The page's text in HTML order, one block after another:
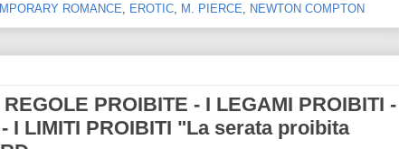
ROMANCE EROTIC M. PIERCE NEWTON COMPTON
PROIBITE - I LEGAMI PROIBITI -
I LIMITI PROIBITI "La serata proibita